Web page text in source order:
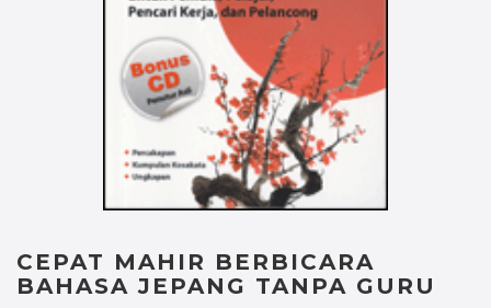
CEPAT MAHIR BERBICARA
BAHASA JEPANG TANPA GURU